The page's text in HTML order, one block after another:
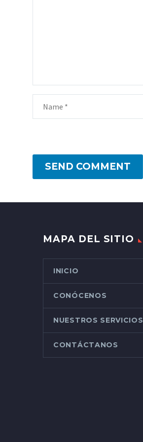
SEND COMMENT
MAPA DEL SITIO
INICIO
CONÓCENOS
NUESTROS SERVICIOS
CONTÁCTANOS